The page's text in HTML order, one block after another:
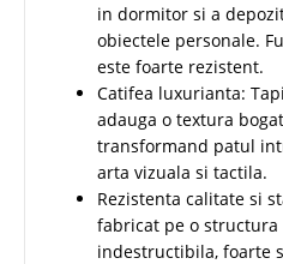
in dormitor si a
obiectele personale.
este foarte rezistent.
Catifea luxurianta:
adauga o textura
transformand patul
arta vizuala si tactila.
Rezistenta calitate si
fabricat pe o structura
indestructibila, foarte